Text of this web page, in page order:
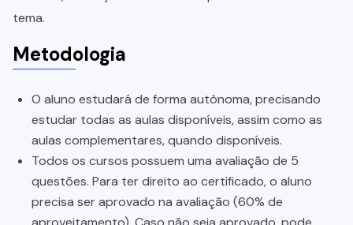
tema.
Metodologia
O aluno estudará de forma autônoma, precisando
estudar todas as aulas disponíveis, assim como as
aulas complementares, quando disponíveis.
Todos os cursos possuem uma avaliação de 5
questões. Para ter direito ao certificado, o aluno
precisa ser aprovado na avaliação (60% de